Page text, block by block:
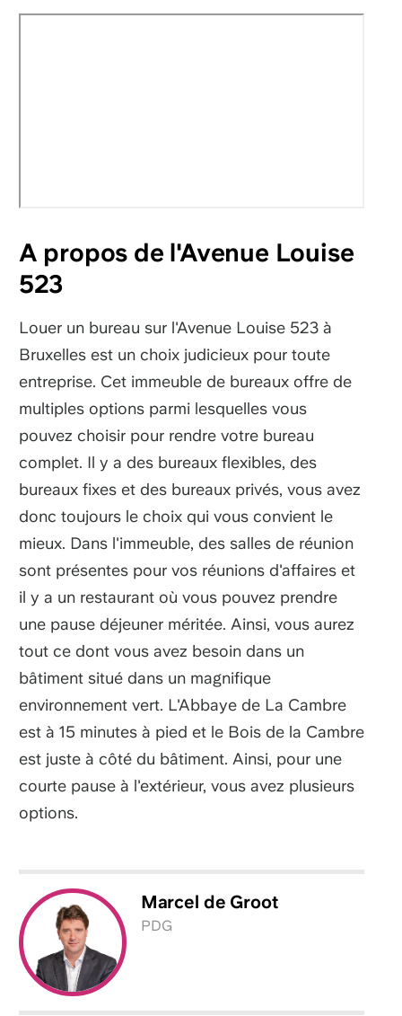
A propos de l'Avenue Louise
523
Louer un bureau sur l'Avenue Louise 523 à
Bruxelles est un choix judicieux pour toute
entreprise. Cet immeuble de bureaux offre de
multiples options parmi lesquelles vous
pouvez choisir pour rendre votre bureau
complet. Il y a des bureaux flexibles, des
bureaux fixes et des bureaux privés, vous avez
donc toujours le choix qui vous convient le
mieux. Dans l'immeuble, des salles de réunion
sont présentes pour vos réunions d'affaires et
il y a un restaurant où vous pouvez prendre
une pause déjeuner méritée. Ainsi, vous aurez
tout ce dont vous avez besoin dans un
bâtiment situé dans un magnifique
environnement vert. L'Abbaye de La Cambre
est à 15 minutes à pied et le Bois de la Cambre
est juste à côté du bâtiment. Ainsi, pour une
courte pause à l'extérieur, vous avez plusieurs
options.
Marcel de Groot
PDG